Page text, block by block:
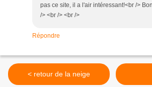
pas ce site, il a l'air intéressant!<br />
/> <br /> <br />
Répondre
< retour de la neige